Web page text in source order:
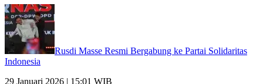
Rusdi Masse Resmi Bergabung ke Partai Solidaritas
Indonesia
29 Januari 2026 | 15:01 WIB